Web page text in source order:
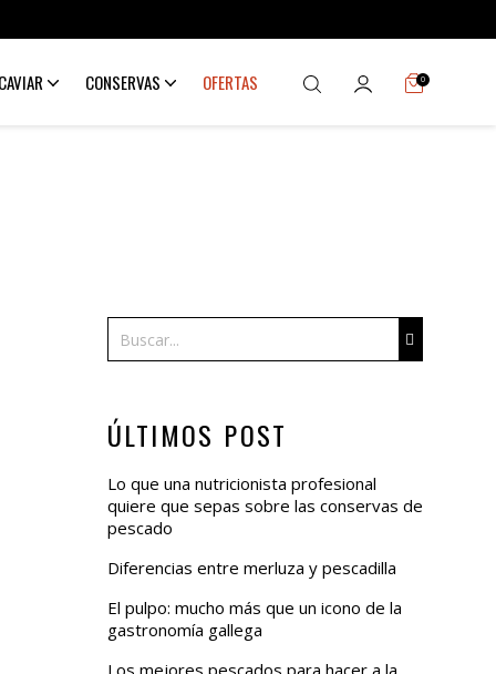
CONSERVAS OFERTAS 0
ÚLTIMOS POST
Lo que una nutricionista profesional
quiere que sepas sobre las conservas de
pescado
Diferencias entre merluza y pescadilla
El pulpo: mucho más que un icono de la
gastronomía gallega
Los mejores pescados para hacer a la